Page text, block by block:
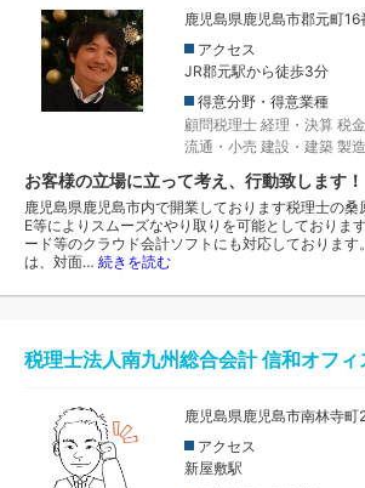
鹿児島県鹿児島市郡元町16
アクセス
JR郡元駅から徒歩3分
得意分野・得意業種
顧問税理士 経理・決算 税
流通・小売 建設・建築 製造
お客様の立場に立って考え、行動致します！
鹿児島県鹿児島市内で開業しております税理士の
E等によりスムーズなやり取りを可能としておりま
ード等のクラウド会計ソフトにも対応しております
は、対面… 続きを読む
税理士法人南九州総合会計 信和オフィ
鹿児島県鹿児島市南林寺町
アクセス
新屋敷駅